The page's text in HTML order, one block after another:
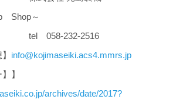
Shop～
232-2516
info@kojimaseiki.acs4.mmrs.jp
】
archives/date/2017?